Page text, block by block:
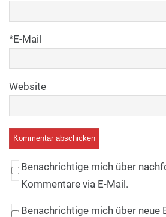
E-Mail
*
Website
Benachrichtige mich über
Kommentare via E-Mail.
Benachrichtige mich über neue